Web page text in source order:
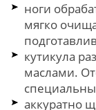
ноги
мягко
кутикула
маслами.
аккуратно